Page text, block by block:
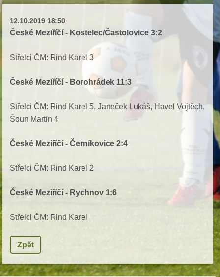
12.10.2019 18:50
České Meziříčí - Kostelec/Častolovice 3:2
Střelci ČM: Rind Karel 3
České Meziříčí - Borohrádek 11:3
Střelci ČM: Rind Karel 5, Janeček Lukáš, Havel Vojtěch,
Šoun Martin 4
České Meziříčí - Černíkovice 2:4
Střelci ČM: Rind Karel 2
České Meziříčí - Rychnov 1:6
Střelci ČM: Rind Karel
Zpět